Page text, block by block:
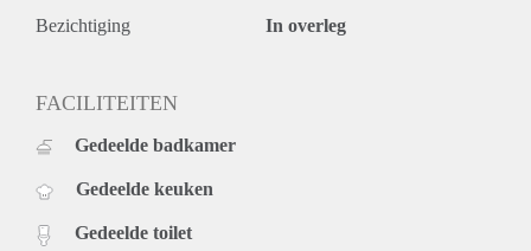
Bezichtiging In overleg
FACILITEITEN
Gedeelde badkamer
Gedeelde keuken
Gedeelde toilet